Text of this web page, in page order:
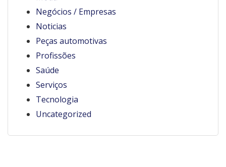
Negócios / Empresas
Noticias
Peças automotivas
Profissões
Saúde
Serviços
Tecnologia
Uncategorized